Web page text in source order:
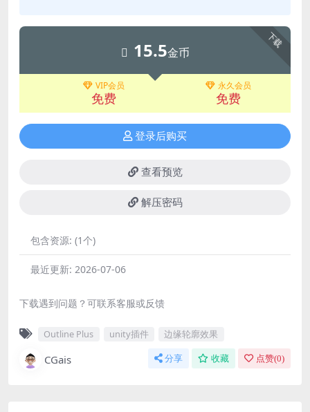
下载
15.5金币
VIP会员
免费
永久会员
免费
登录后购买
查看预览
解压密码
包含资源: (1个)
最近更新: 2026-07-06
下载遇到问题？可联系客服或反馈
Outline Plus unity插件 边缘轮廓效果
CGais 分享 收藏 点赞(0)